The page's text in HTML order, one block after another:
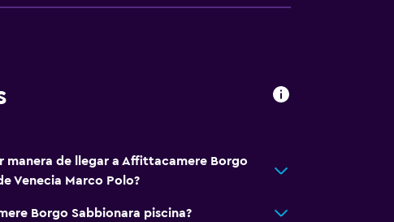
manera de llegar a Affittacamere Borgo
Venecia Marco Polo?
Borgo Sabbionara piscina?